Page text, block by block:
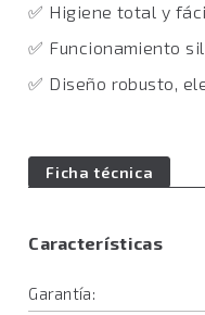
✅ Higiene total y
✅ Funcionamiento
✅ Diseño robusto,
Ficha técnica
Características
Garantía: